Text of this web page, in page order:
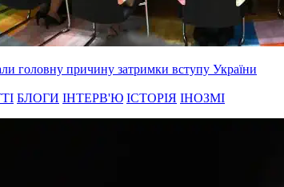
головну причину затримки вступу України
БЛОГИ ІНТЕРВ'Ю ІСТОРІЯ ІНОЗМІ